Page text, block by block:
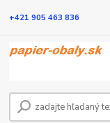
+421 905 463 836